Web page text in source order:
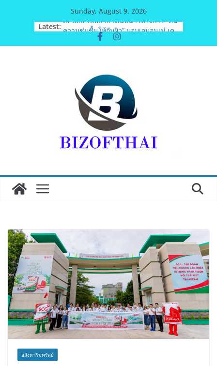
Sunday, August 9, 2026
Latest: เอ-พลัสซัพพลาย เดินหน้าโครงการ “คืน
ความชุ่มชื้นให้กับผิว” มอบเอบอนเน่ เด
อร์มาโลชั่นยูเรียเข้มข้นแก่ กทม. ส่งต่อ
รฟท. เปิดเวทีรับฟังความคิดเห็น
ประชาชน ครั้งที่ 2 โครงการรถไฟฟ้า
สายสีแดงเข้ม “วงเวียนใหญ่–มหาชัย”
เดินหน้าพัฒนาโครงการบนพื้นฐานข้อ
เท็จจริงและการมีส่วนร่วม
“เอกนิติ” เตือนบริษัทมหาชนที่ค้างชำระ
ค่าบริการวิชาชีพ ต้องเปิดเผยข้อมูลทาง
บัญชีอย่างถูกต้อง ระวังการนำส่งงบการ
เงินต่อ ก.ล.ต. โดยไม่แสดงภาระหนี้ตาม
บัลลังก์โลก 108 ปอนด์ในศึกมวยไทย
ภารกิจตำรวจจราจรโครงการพระ
ราชดำริ นำส่งอวัยวะหัวใจ ดวงที่ 184
สำเร็จลุล่วง ณ รพ.ศิริราช
อสังหาริมทรัพย์